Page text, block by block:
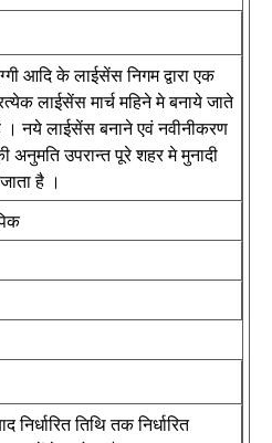
आदि के लाईसेंस निगम द्वारा एक
लाईसेंस मार्च महिने मे बनाये जाते
नये लाईसेंस बनाने एवं नवीनीकरण
उपरान्त पूरे शहर मे मुनादी
है ।
तिथि तक निर्धारित